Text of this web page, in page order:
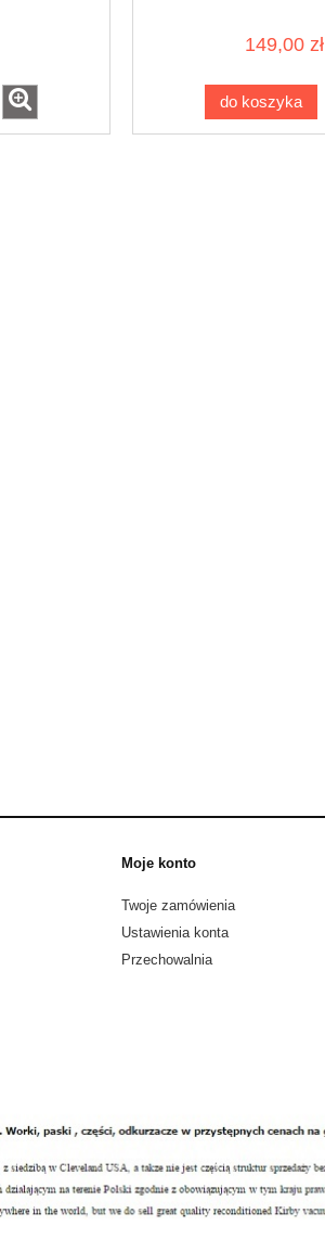
149,00 zł
do koszyka
Moje konto
Twoje zamówienia
Ustawienia konta
Przechowalnia